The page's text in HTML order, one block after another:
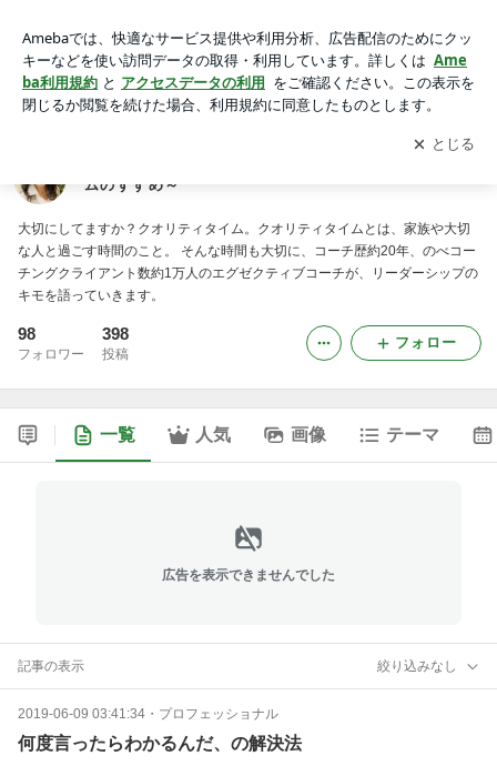
め～
アプリをダウンロードして ブログの更新通知
を受け取りまし
ょう。
開く
ムのすすめ～
大切にしてますか？クオリティタイム。クオリティタイムとは、家族や大切
な人と過ごす時間のこと。 そんな時間も大切に、コーチ歴約20年、のべコー
チングクライアント数約1万人のエグゼクティブコーチが、リーダーシップの
キモを語っていきます。
98
フォロワー
398
投稿
フォロー
一覧 人気 画像 テーマ
広告を表示できませんでした
記事の表示 絞り込みなし
2019-06-09 03:41:34 ・ プロフェッショナル
何度言ったらわかるんだ、の解決法